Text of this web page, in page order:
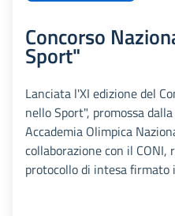
Concorso
Sport"
Lanciata l'XI edizione del
nello Sport", promossa
Accademia Olimpica
collaborazione con il CONI,
protocollo di intesa